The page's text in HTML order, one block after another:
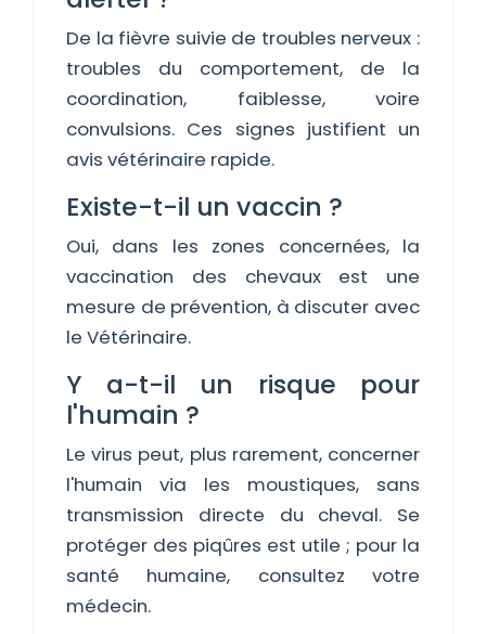
De la fièvre suivie de troubles nerveux :
troubles du comportement, de la
coordination, faiblesse, voire
convulsions. Ces signes justifient un
avis vétérinaire rapide.
Existe-t-il un vaccin ?
Oui, dans les zones concernées, la
vaccination des chevaux est une
mesure de prévention, à discuter avec
le Vétérinaire.
Y a-t-il un risque pour
l'humain ?
Le virus peut, plus rarement, concerner
l'humain via les moustiques, sans
transmission directe du cheval. Se
protéger des piqûres est utile ; pour la
santé humaine, consultez votre
médecin.